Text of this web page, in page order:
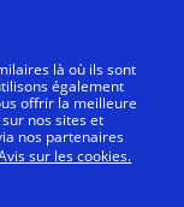
contre
Inc.
là où ils sont
également
offrir la meilleure
nos sites et
nos partenaires
sur les cookies.